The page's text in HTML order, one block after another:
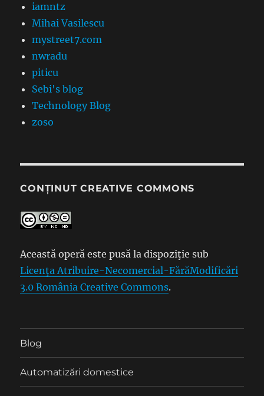
iamntz
Mihai Vasilescu
mystreet7.com
nwradu
piticu
Sebi's blog
Technology Blog
zoso
CONȚINUT CREATIVE COMMONS
Această operă este pusă la dispoziţie sub
Licenţa Atribuire-Necomercial-FărăModificări
3.0 România Creative Commons.
Blog
Automatizări domestice